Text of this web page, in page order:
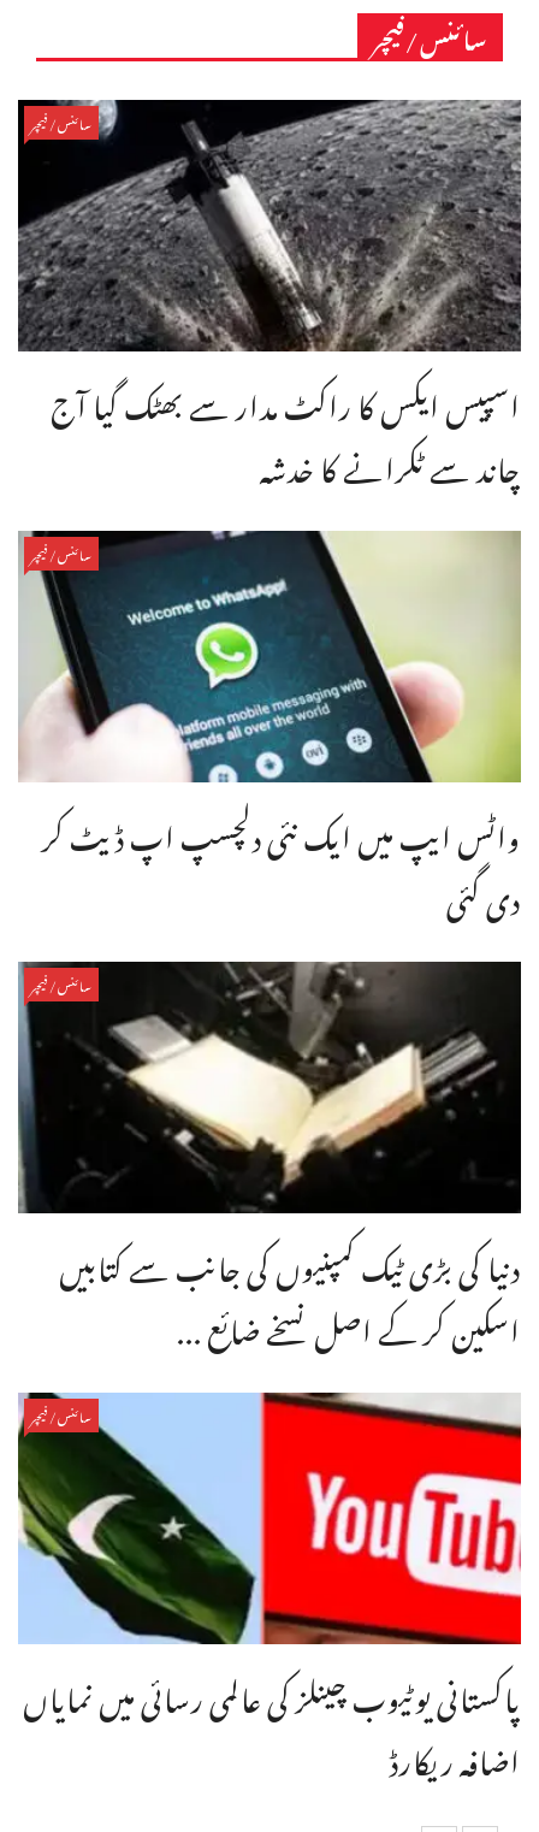
سائنس/فیچر
سائنس/فیچر
اسپیس ایکس کا راکٹ مدار سے بھٹک گیا آج
چاند سے ٹکرانے کا خدشہ
سائنس/فیچر
واٹس ایپ میں ایک نئی دلچسپ اپ ڈیٹ کر
دی گئی
سائنس/فیچر
دنیا کی بڑی ٹیک کمپنیوں کی جانب سے کتابیں
اسکین کر کے اصل نسخے ضائع ...
سائنس/فیچر
پاکستانی یوٹیوب چینلز کی عالمی رسائی میں نمایاں
اضافہ ریکارڈ